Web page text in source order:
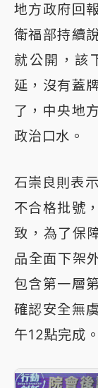
地方政府回
衛福部持續
就公開，該
延，沒有蓋
了，中央地
政治口水。
石崇良則表
不合格批號
致，為了保
品全面下架
包含第一層
確認安全無
午12點完成。